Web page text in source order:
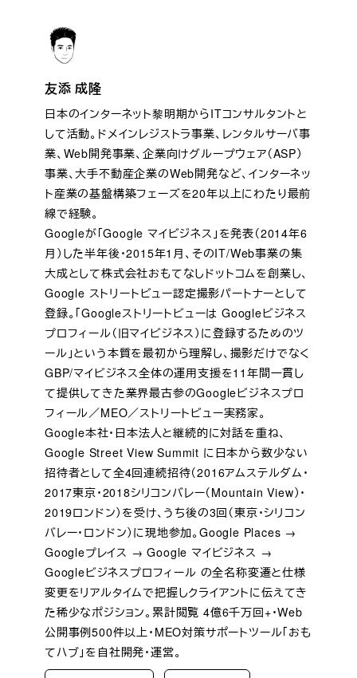
友添 成隆
日本のインターネット黎明期からITコンサルタントと
して活動。ドメインレジストラ事業、レンタルサーバ事
業、Web開発事業、企業向けグループウェア（ASP）
事業、大手不動産企業のWeb開発など、インターネッ
ト産業の基盤構築フェーズを20年以上にわたり最前
線で経験。
Googleが「Google マイビジネス」を発表（2014年6
月）した半年後・2015年1月、そのIT/Web事業の集
大成として株式会社おもてなしドットコムを創業し、
Google ストリートビュー認定撮影パートナーとして
登録。「Googleストリートビューは Googleビジネス
プロフィール（旧マイビジネス）に登録するためのツ
ール」という本質を最初から理解し、撮影だけでなく
GBP/マイビジネス全体の運用支援を11年間一貫し
て提供してきた業界最古参のGoogleビジネスプロ
フィール／MEO／ストリートビュー実務家。
Google本社・日本法人と継続的に対話を重ね、
Google Street View Summit に日本から数少ない
招待者として全4回連続招待（2016アムステルダム・
2017東京・2018シリコンバレー（Mountain View）・
2019ロンドン）を受け、うち後の3回（東京・シリコン
バレー・ロンドン）に現地参加。Google Places →
Googleプレイス → Google マイビジネス →
Googleビジネスプロフィール の全名称変遷と仕様
変更をリアルタイムで把握しクライアントに伝えてき
た稀少なポジション。累計閲覧 4億6千万回+・Web
公開事例500件以上・MEO対策サポートツール「おも
てハブ」を自社開発・運営。